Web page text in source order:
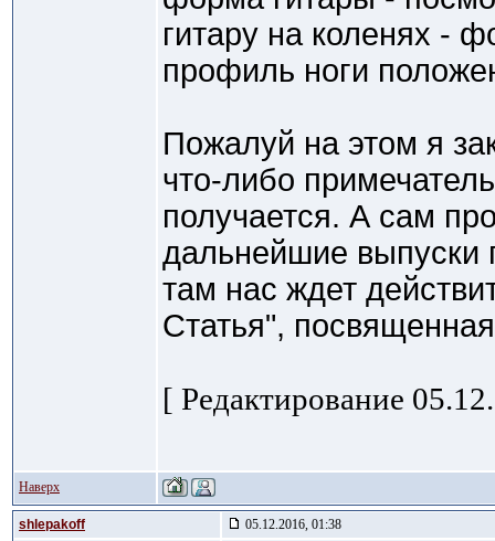
гитару на коленях -
профиль ноги
Пожалуй на этом я
что-либо
получается. А сам
дальнейшие выпуски
там нас ждет
Статья",
[ Редактирование
Наверх
shlepakoff 05.12.2016, 01:38